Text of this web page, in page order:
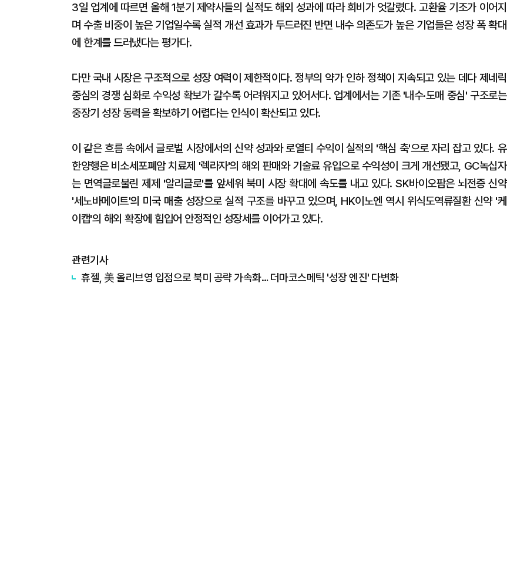
3일 업계에 따르면 올해 1분기 제약사들의 실적도 해외 성과에 따라 희비가 엇갈렸다. 고환율 기조가 이어지
며 수출 비중이 높은 기업일수록 실적 개선 효과가 두드러진 반면 내수 의존도가 높은 기업들은 성장 폭 확대
에 한계를 드러냈다는 평가다.
다만 국내 시장은 구조적으로 성장 여력이 제한적이다. 정부의 약가 인하 정책이 지속되고 있는 데다 제네릭
중심의 경쟁 심화로 수익성 확보가 갈수록 어려워지고 있어서다. 업계에서는 기존 '내수·도매 중심' 구조로는
중장기 성장 동력을 확보하기 어렵다는 인식이 확산되고 있다.
이 같은 흐름 속에서 글로벌 시장에서의 신약 성과와 로열티 수익이 실적의 '핵심 축'으로 자리 잡고 있다. 유
한양행은 비소세포폐암 치료제 '렉라자'의 해외 판매와 기술료 유입으로 수익성이 크게 개선됐고, GC녹십자
는 면역글로불린 제제 '알리글로'를 앞세워 북미 시장 확대에 속도를 내고 있다. SK바이오팜은 뇌전증 신약
'세노바메이트'의 미국 매출 성장으로 실적 구조를 바꾸고 있으며, HK이노엔 역시 위식도역류질환 신약 '케
이캡'의 해외 확장에 힘입어 안정적인 성장세를 이어가고 있다.
관련기사
휴젤, 美 올리브영 입점으로 북미 공략 가속화… 더마코스메틱 '성장 엔진' 다변화